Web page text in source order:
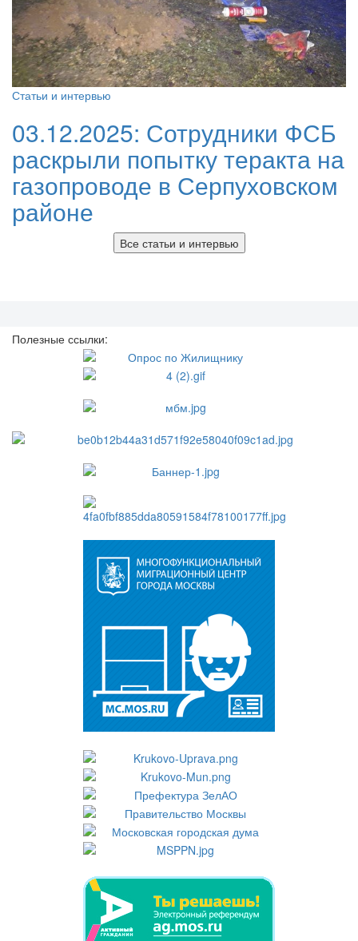
Статьи и интервью
03.12.2025: Сотрудники ФСБ
раскрыли попытку теракта на
газопроводе в Серпуховском
районе
Все статьи и интервью
Полезные ссылки: